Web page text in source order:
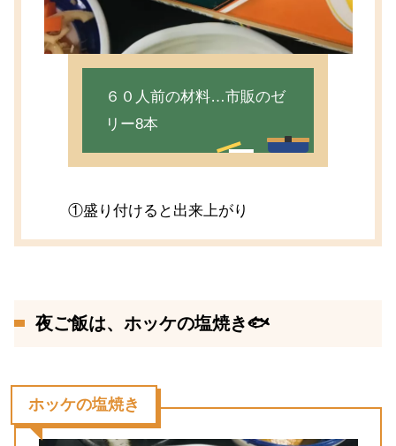
６０人前の材料…市販のゼ
リー8本
①盛り付けると出来上がり
夜ご飯は、ホッケの塩焼き🐟
ホッケの塩焼き